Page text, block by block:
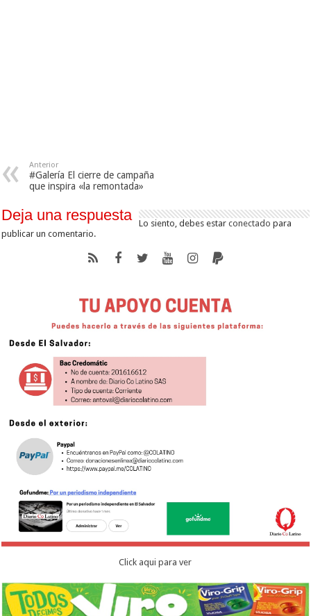
Anterior
#Galería El cierre de campaña
que inspira «la remontada»
Deja una respuesta Lo siento, debes estarconectado para
publicar un comentario.
Click aqui para ver